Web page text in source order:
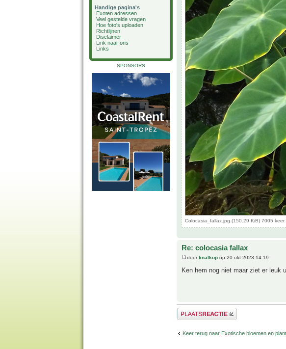
Handige pagina's
Exoten adressen
Veel gestelde vragen
Hoe foto's uploaden
Richtlijnen
Disclaimer
Link naar ons
Links
SPONSORS
Colocasia_fallax.jpg (150.29 KiB) 7005 keer
Re: colocasia fallax
doorknalkop op 20 okt 2023 14:19
Ken hem nog niet maar ziet er leuk
Plaats een reactie
Keer terug naar Exotische bloemen en